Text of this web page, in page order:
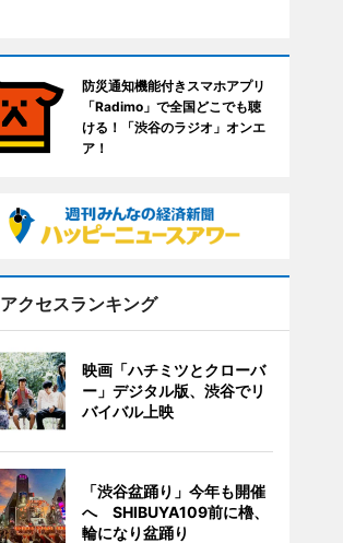
防災通知機能付きスマホアプリ
「Radimo」で全国どこでも聴
ける！「渋谷のラジオ」オンエ
ア！
アクセスランキング
映画「ハチミツとクローバ
ー」デジタル版、渋谷でリ
バイバル上映
「渋谷盆踊り」今年も開催
へ SHIBUYA109前に櫓、
輪になり盆踊り